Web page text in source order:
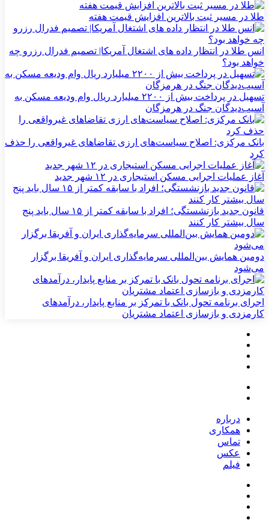
طلا در مسیر ثبت بالاترین افزایش قیمت هفته
انس طلا در انتظار داده های اشتغال آمریکا| تصمیم فدرال رزرو چه
خواهد بود؟
تسهیل در پرداخت بیش از ۲۲۰۰ میلیارد ریال وام ودیعه مسکن به
آسیب‌دیدگان جنگ در هرمزگان
بانک مرکزی: اصلاح سیاست‌های ارزی تقاضاهای غیرواقعی را حذف
کرد
آغاز عملیات اجرایی مسکن استیجاری در ۱۲ شهر جدید
قانون جدید بازنشستگی؛ افراد با سابقه کمتر از ۱۵ سال باید پنج
سال بیشتر کار کنند
دومین همایش بین‌المللی سرمایه‌گذاری ایران و آفریقا برگزار
می‌شود
اجرای برنامه تحول بانک با تمرکز بر منابع پایدار، درآمدهای
کارمزدی و بازسازی اعتماد مشتریان
درباره
همکاری
تماس
عکس
فیلم